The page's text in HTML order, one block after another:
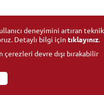
deneyimini artıran teknik
Detaylı bilgi için tıklayınız.
devre dışı bırakabilir
- All rights reserved.